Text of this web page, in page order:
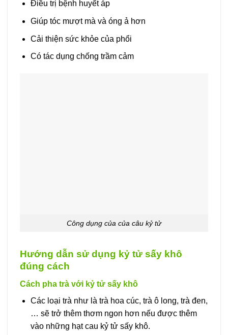
Điều trị bệnh huyết áp
Giúp tóc mượt mà và óng ả hơn
Cải thiện sức khỏe của phổi
Có tác dụng chống trầm cảm
Công dụng của của câu kỷ tử
Hướng dẫn sử dụng kỷ tử sấy khô
đúng cách
Cách pha trà với kỷ tử sấy khô
Các loại trà như là trà hoa cúc, trà ô long, trà đen,
… sẽ trở thêm thơm ngon hơn nếu được thêm
vào những hạt cau kỷ tử sấy khô.